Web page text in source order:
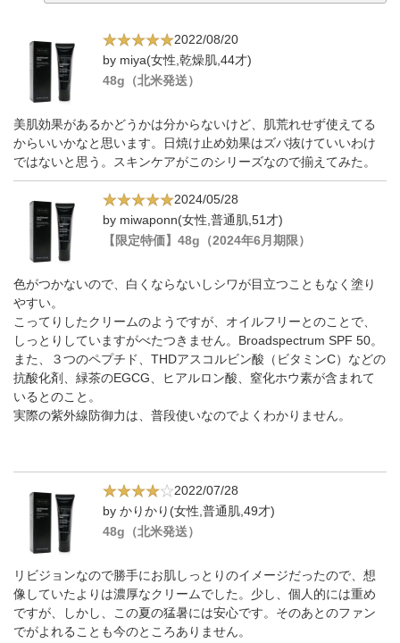
2022/08/20
by miya(女性,乾燥肌,44才)
48g（北米発送）
美肌効果があるかどうかは分からないけど、肌荒れせず使えてる
からいいかなと思います。日焼け止め効果はズバ抜けていいわけ
ではないと思う。スキンケアがこのシリーズなので揃えてみた。
2024/05/28
by miwaponn(女性,普通肌,51才)
【限定特価】48g（2024年6月期限）
色がつかないので、白くならないしシワが目立つこともなく塗り
やすい。
こってりしたクリームのようですが、オイルフリーとのことで、
しっとりしていますがべたつきません。Broadspectrum SPF 50。
また、３つのペプチド、THDアスコルビン酸（ビタミンC）などの
抗酸化剤、緑茶のEGCG、ヒアルロン酸、窒化ホウ素が含まれて
いるとのこと。
実際の紫外線防御力は、普段使いなのでよくわかりません。
2022/07/28
by かりかり(女性,普通肌,49才)
48g（北米発送）
リビジョンなので勝手にお肌しっとりのイメージだったので、想
像していたよりは濃厚なクリームでした。少し、個人的には重め
ですが、しかし、この夏の猛暑には安心です。そのあとのファン
でがよれることも今のところありません。